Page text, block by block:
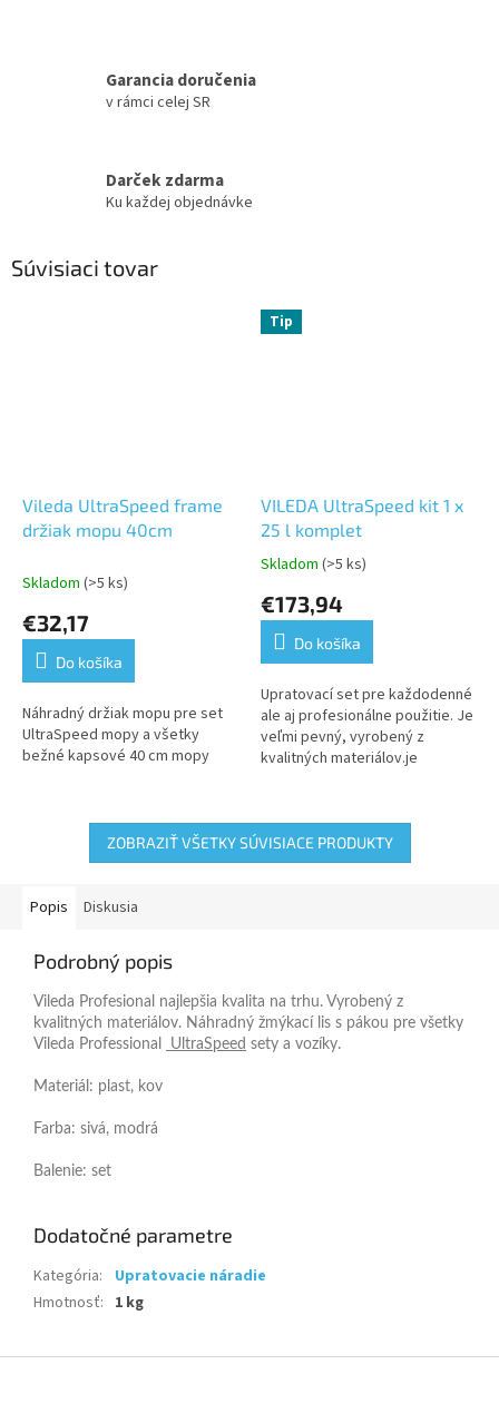
Garancia doručenia
v rámci celej SR
Darček zdarma
Ku každej objednávke
Súvisiaci tovar
Vileda UltraSpeed frame
držiak mopu 40cm
Skladom (>5 ks)
€32,17
Do košíka
Náhradný držiak mopu pre set
UltraSpeed mopy a všetky
bežné kapsové 40 cm mopy
Tip
VILEDA UltraSpeed kit 1 x
25 l komplet
Priemerné
produktu
5,0
5
hviezdičiek.
Skladom (>5 ks)
€173,94
Do košíka
Upratovací set pre každodenné
ale aj profesionálne použitie. Je
veľmi pevný, vyrobený z
kvalitných materiálov.je
ZOBRAZIŤ VŠETKY SÚVISIACE PRODUKTY
Popis Diskusia
Podrobný popis
Vileda Profesional najlepšia kvalita na trhu. Vyrobený z
kvalitných materiálov. Náhradný žmýkací lis s pákou pre všetky
Vileda Professional
UltraSpeed sety a vozíky.
Materiál: plast, kov
Farba: sivá, modrá
Balenie: set
Dodatočné parametre
Kategória:
Upratovacie náradie
Hmotnosť: 1 kg